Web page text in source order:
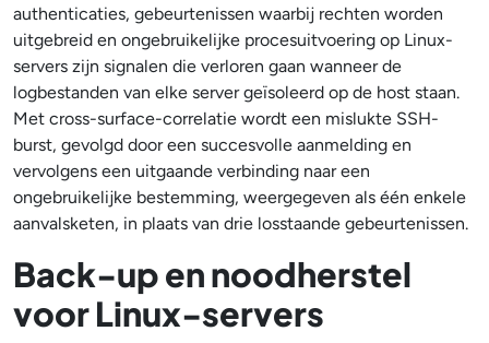
authenticaties, gebeurtenissen waarbij rechten worden
uitgebreid en ongebruikelijke procesuitvoering op Linux-
servers zijn signalen die verloren gaan wanneer de
logbestanden van elke server geïsoleerd op de host staan.
Met cross-surface-correlatie wordt een mislukte SSH-
burst, gevolgd door een succesvolle aanmelding en
vervolgens een uitgaande verbinding naar een
ongebruikelijke bestemming, weergegeven als één enkele
aanvalsketen, in plaats van drie losstaande gebeurtenissen.
Back-up en noodherstel
voor Linux-servers